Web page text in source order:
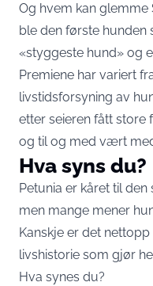
Og hvem kan glemme
ble den første hunden
«styggeste hund» og
Premiene har variert
livstidsforsyning av
etter seieren fått store
og til og med vært
Hva syns du?
Petunia er kåret til
men mange mener
Kanskje er det
livshistorie som gjør
Hva synes du?